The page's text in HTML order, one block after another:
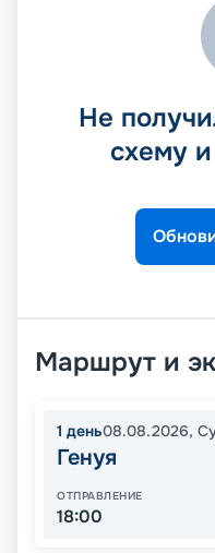
Не
схему
Маршрут и
1 день08.08.2026,
Генуя
ОТПРАВЛЕНИЕ
18:00